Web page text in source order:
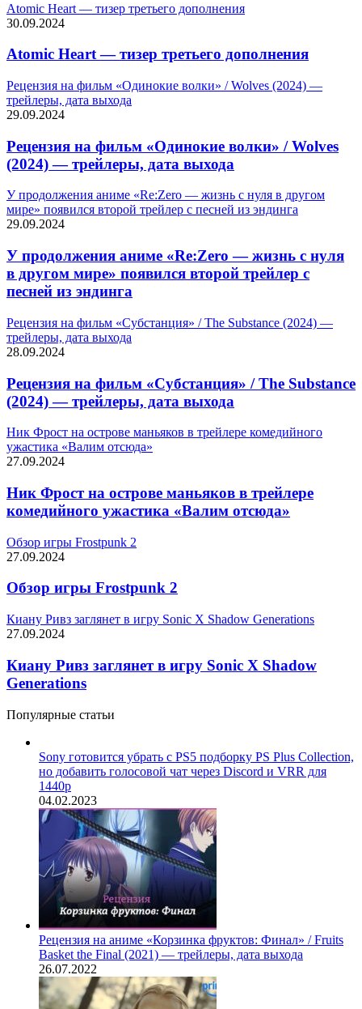
Atomic Heart — тизер третьего дополнения
30.09.2024
Atomic Heart — тизер третьего дополнения
Рецензия на фильм «Одинокие волки» / Wolves (2024) —
трейлеры, дата выхода
29.09.2024
Рецензия на фильм «Одинокие волки» / Wolves
(2024) — трейлеры, дата выхода
У продолжения аниме «Re:Zero — жизнь с нуля в другом
мире» появился второй трейлер с песней из эндинга
29.09.2024
У продолжения аниме «Re:Zero — жизнь с нуля
в другом мире» появился второй трейлер с
песней из эндинга
Рецензия на фильм «Субстанция» / The Substance (2024) —
трейлеры, дата выхода
28.09.2024
Рецензия на фильм «Субстанция» / The Substance
(2024) — трейлеры, дата выхода
Ник Фрост на острове маньяков в трейлере комедийного
ужастика «Валим отсюда»
27.09.2024
Ник Фрост на острове маньяков в трейлере
комедийного ужастика «Валим отсюда»
Обзор игры Frostpunk 2
27.09.2024
Обзор игры Frostpunk 2
Киану Ривз заглянет в игру Sonic X Shadow Generations
27.09.2024
Киану Ривз заглянет в игру Sonic X Shadow
Generations
Популярные статьи
Sony готовится убрать с PS5 подборку PS Plus Collection,
но добавить голосовой чат через Discord и VRR для
1440p
04.02.2023
Рецензия на аниме «Корзинка фруктов: Финал» / Fruits
Basket the Final (2021) — трейлеры, дата выхода
26.07.2022